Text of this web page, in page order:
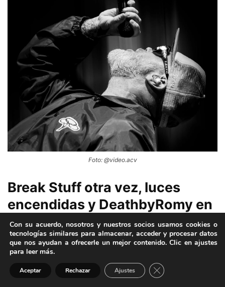
Foto: @video.acv
Break Stuff otra vez, luces
encendidas y DeathbyRomy en
tarima
Con las luces completamente encendidas,Limp Bizkit
DeathbyRomyinvitadas sobre el escenario. Fue una
Con su acuerdo, nosotros y nuestros socios usamos cookies o
tecnologías similares para almacenar, acceder y procesar datos
que nos ayudan a ofrecerle un mejor contenido. Clic en ajustes
para leer más.
Aceptar Rechazar Ajustes Cerrar el banner de